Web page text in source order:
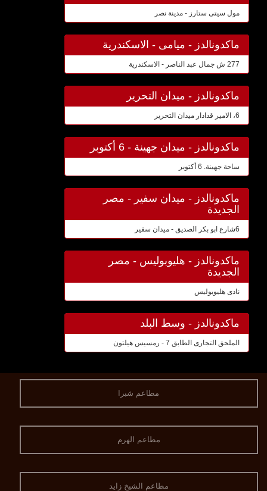
مول سيتى ستارز - مدينة نصر
ماكدونالدز - ميامى - الاسكندرية
277 ش جمال عبد الناصر - الاسكندرية
ماكدونالدز - ميدان التحرير
6، الامير قدادار ميدان التحرير
ماكدونالدز - ميدان جهينة - 6 أكتوبر
ساحة جهينة. 6 أكتوبر
ماكدونالدز - ميدان سفير - مصر
الجديدة
6شارع ابو بكر الصديق - ميدان سفير
ماكدونالدز - هليوبوليس - مصر
الجديدة
نادى هليوبوليس
ماكدونالدز - وسط البلد
الملحق التجارى الطابق 7 - رمسيس هيلتون
مطاعم شبرا
مطاعم الهرم
مطاعم الشيخ زايد